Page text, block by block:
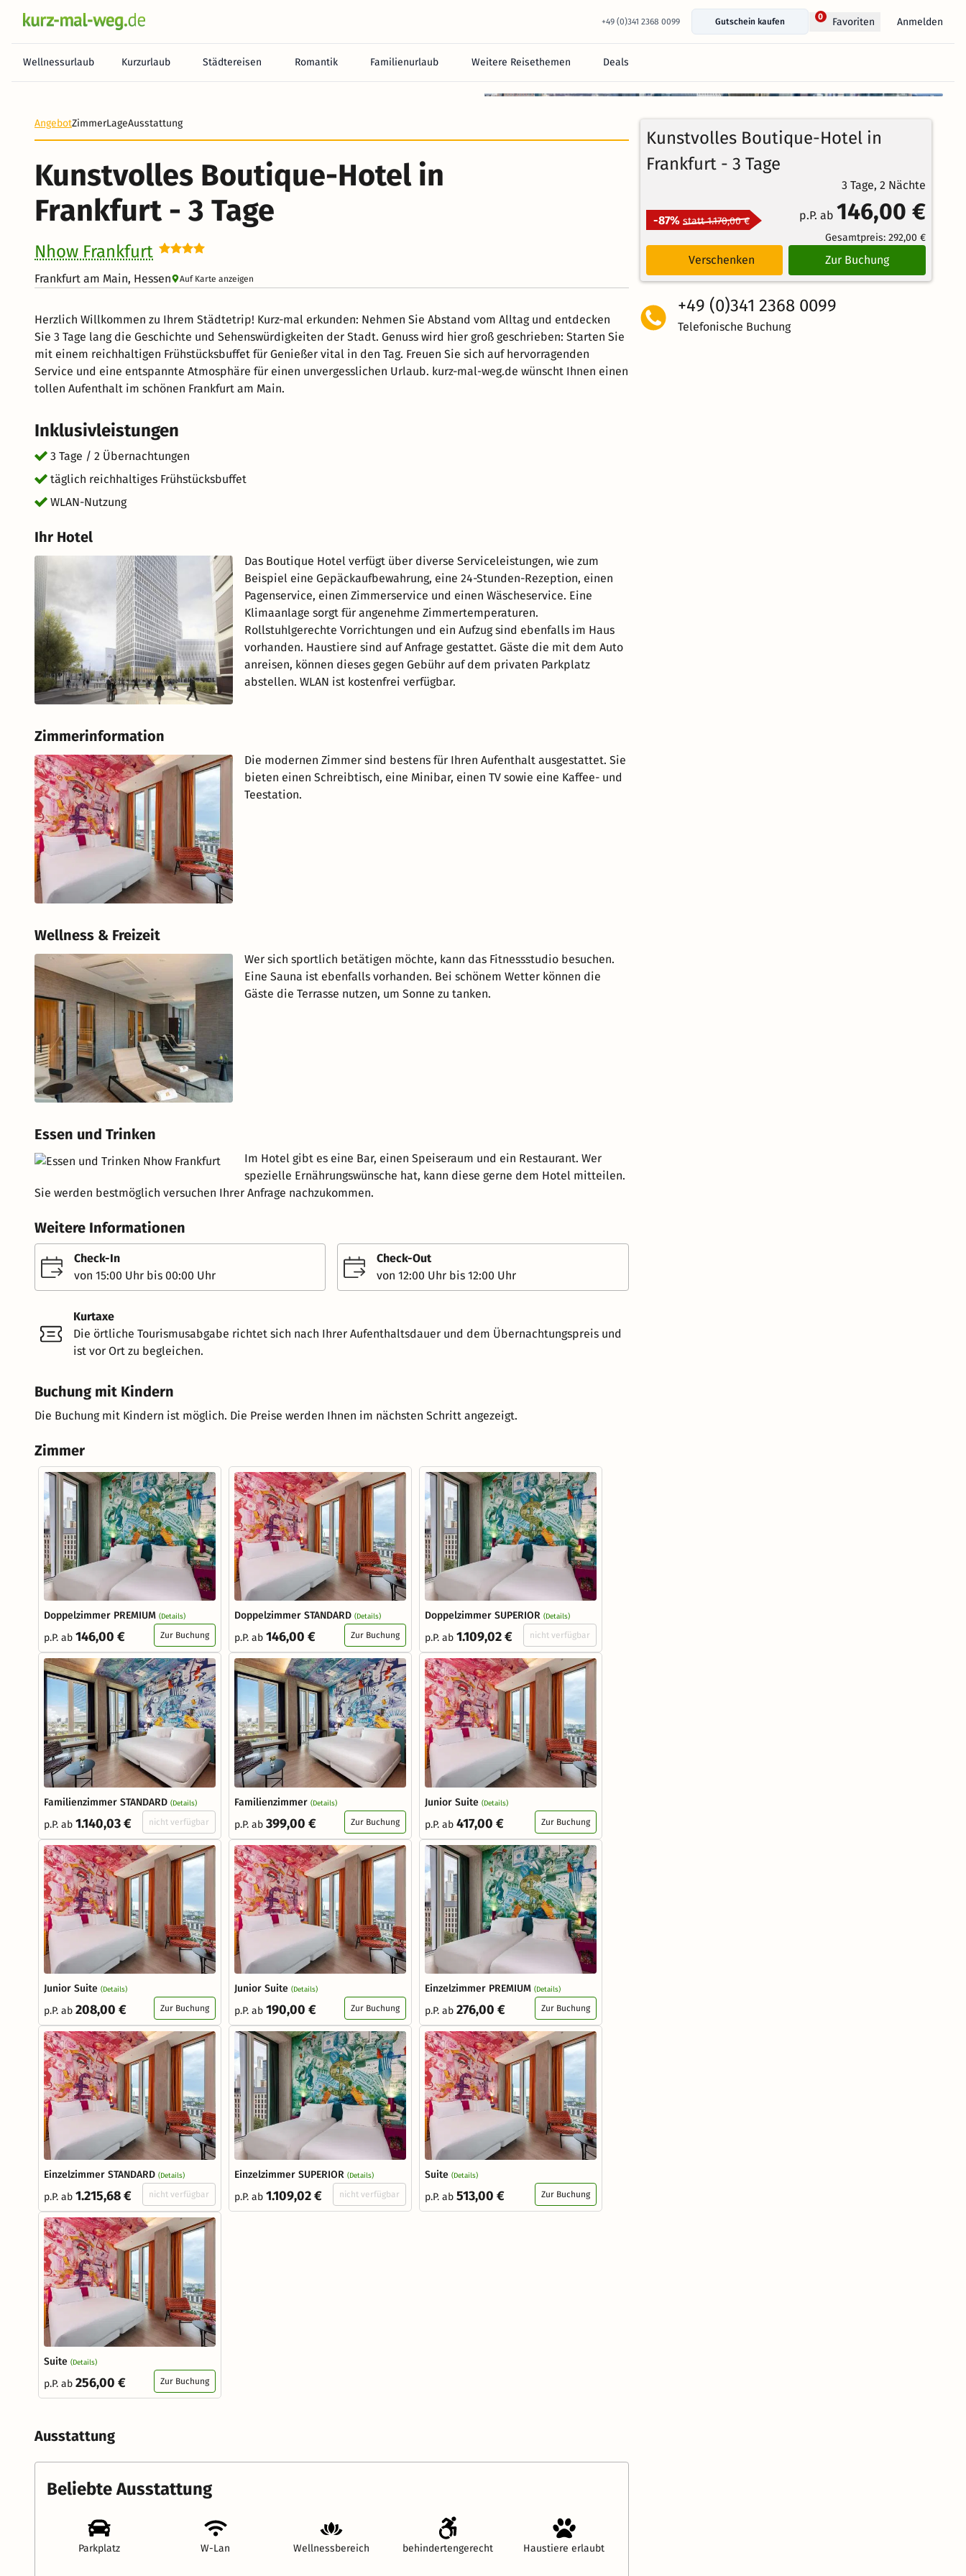
+49 (0)341 2368 0099 Gutschein kaufen
0 Favoriten Anmelden
Wellnessurlaub Kurzurlaub Städtereisen Romantik Familienurlaub Weitere Reisethemen Deals
AngebotZimmerLageAusstattung
Kunstvolles Boutique-Hotel in
Frankfurt - 3 Tage
Nhow Frankfurt
Frankfurt am Main, Hessen Auf Karte anzeigen
Herzlich Willkommen zu Ihrem Städtetrip! Kurz-mal erkunden: Nehmen Sie Abstand vom Alltag und entdecken
Sie 3 Tage lang die Geschichte und Sehenswürdigkeiten der Stadt. Genuss wird hier groß geschrieben: Starten Sie
mit einem reichhaltigen Frühstücksbuffet für Genießer vital in den Tag. Freuen Sie sich auf hervorragenden
Service und eine entspannte Atmosphäre für einen unvergesslichen Urlaub. kurz-mal-weg.de wünscht Ihnen einen
tollen Aufenthalt im schönen Frankfurt am Main.
Inklusivleistungen
3 Tage / 2 Übernachtungen
täglich reichhaltiges Frühstücksbuffet
WLAN-Nutzung
Ihr Hotel
Das Boutique Hotel verfügt über diverse Serviceleistungen, wie zum
Beispiel eine Gepäckaufbewahrung, eine 24-Stunden-Rezeption, einen
Pagenservice, einen Zimmerservice und einen Wäscheservice. Eine
Klimaanlage sorgt für angenehme Zimmertemperaturen.
Rollstuhlgerechte Vorrichtungen und ein Aufzug sind ebenfalls im Haus
vorhanden. Haustiere sind auf Anfrage gestattet. Gäste die mit dem Auto
anreisen, können dieses gegen Gebühr auf dem privaten Parkplatz
abstellen. WLAN ist kostenfrei verfügbar.
Zimmerinformation
Die modernen Zimmer sind bestens für Ihren Aufenthalt ausgestattet. Sie
bieten einen Schreibtisch, eine Minibar, einen TV sowie eine Kaffee- und
Teestation.
Wellness & Freizeit
Wer sich sportlich betätigen möchte, kann das Fitnessstudio besuchen.
Eine Sauna ist ebenfalls vorhanden. Bei schönem Wetter können die
Gäste die Terrasse nutzen, um Sonne zu tanken.
Essen und Trinken
Im Hotel gibt es eine Bar, einen Speiseraum und ein Restaurant. Wer
spezielle Ernährungswünsche hat, kann diese gerne dem Hotel mitteilen.
Sie werden bestmöglich versuchen Ihrer Anfrage nachzukommen.
Weitere Informationen
Check-In
von 15:00 Uhr bis 00:00 Uhr
Check-Out
von 12:00 Uhr bis 12:00 Uhr
Kurtaxe
Die örtliche Tourismusabgabe richtet sich nach Ihrer Aufenthaltsdauer und dem Übernachtungspreis und
ist vor Ort zu begleichen.
Buchung mit Kindern
Die Buchung mit Kindern ist möglich. Die Preise werden Ihnen im nächsten Schritt angezeigt.
Zimmer
Doppelzimmer PREMIUM (Details)
p.P. ab 146,00 € Zur Buchung
Doppelzimmer STANDARD (Details)
p.P. ab 146,00 € Zur Buchung
Doppelzimmer SUPERIOR (Details)
p.P. ab 1.109,02 € nicht verfügbar
Familienzimmer STANDARD (Details)
p.P. ab 1.140,03 € nicht verfügbar
Familienzimmer (Details)
p.P. ab 399,00 € Zur Buchung
Junior Suite (Details)
p.P. ab 417,00 € Zur Buchung
Junior Suite (Details)
p.P. ab 208,00 € Zur Buchung
Junior Suite (Details)
p.P. ab 190,00 € Zur Buchung
Einzelzimmer PREMIUM (Details)
p.P. ab 276,00 € Zur Buchung
Einzelzimmer STANDARD (Details)
p.P. ab 1.215,68 € nicht verfügbar
Einzelzimmer SUPERIOR (Details)
p.P. ab 1.109,02 € nicht verfügbar
Suite (Details)
p.P. ab 513,00 € Zur Buchung
Suite (Details)
p.P. ab 256,00 € Zur Buchung
Ausstattung
Beliebte Ausstattung
Parkplatz W-Lan Wellnessbereich behindertengerecht Haustiere erlaubt
Kunstvolles Boutique-Hotel in
Frankfurt - 3 Tage
3 Tage, 2 Nächte
-87% statt 1.170,00 € p.P. ab 146,00 €
Gesamtpreis: 292,00 €
Verschenken Zur Buchung
+49 (0)341 2368 0099
Telefonische Buchung